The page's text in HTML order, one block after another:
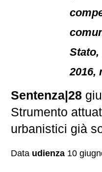
Stato,
2016,
Sentenza|28
Strumento
urbanistici già
Data udienza 10